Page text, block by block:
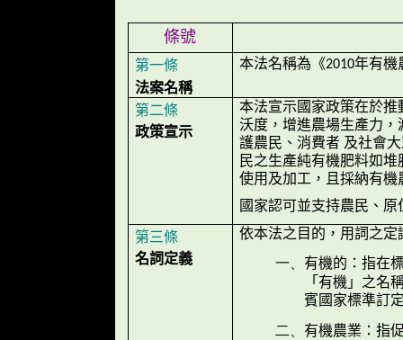
條號
第一條
法案名稱
本法名稱為《2010年有機
第二條
政策宣示
本法宣示國家政策在於
沃度，增進農場生產力
護農民、消費者 及社會
民之生產純有機肥料如
使用及加工，且採納有
國家認可並支持農民、
第三條
名詞定義
依本法之目的，用詞之定
一、 有機的：指在
「有機」之名
賓國家標準訂
二、 有機農業：指